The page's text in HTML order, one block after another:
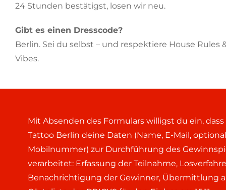
24 Stunden bestätigst, losen wir neu.
Gibt es einen Dresscode?
Berlin. Sei du selbst – und respektiere House Rules
Vibes.
Mit Absenden des Formulars willigst du ein,
Tattoo Berlin deine Daten (Name, E-Mail, optional
Mobilnummer) zur Durchführung des
verarbeitet: Erfassung der Teilnahme,
Benachrichtigung der Gewinner, Übermittlung